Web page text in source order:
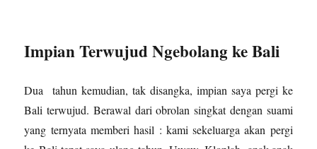
Impian Terwujud Ngebolang ke Bali
Dua tahun kemudian, tak disangka, impian saya pergi ke
Bali terwujud. Berawal dari obrolan singkat dengan suami
yang ternyata memberi hasil : kami sekeluarga akan pergi